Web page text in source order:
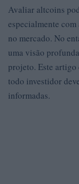
Avaliar altcoins
especialmente
no mercado. No
uma visão
projeto. Este artigo
todo investidor
informadas.